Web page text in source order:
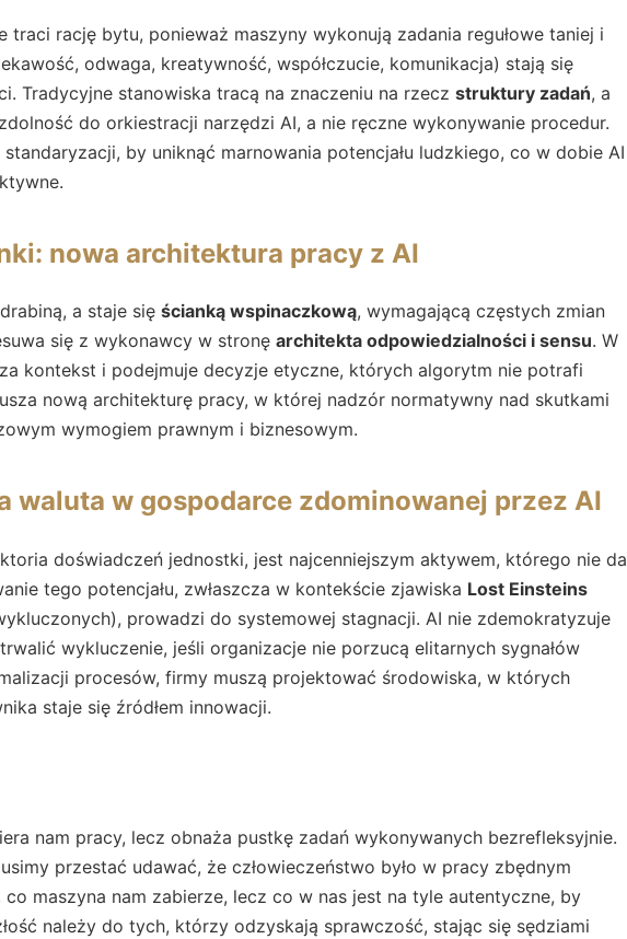
rację bytu, ponieważ maszyny wykonują zadania regułowe taniej i
odwaga, kreatywność, współczucie, komunikacja) stają się
Tradycyjne stanowiska tracą na znaczeniu na rzecz struktury zadań, a
do orkiestracji narzędzi AI, a nie ręczne wykonywanie procedur.
by uniknąć marnowania potencjału ludzkiego, co w dobie AI
nowa architektura pracy z AI
a staje się ścianką wspinaczkową, wymagającą częstych zmian
się z wykonawcy w stronę architekta odpowiedzialności i sensu. W
kontekst i podejmuje decyzje etyczne, których algorytm nie potrafi
nową architekturę pracy, w której nadzór normatywny nad skutkami
wymogiem prawnym i biznesowym.
waluta w gospodarce zdominowanej przez AI
doświadczeń jednostki, jest najcenniejszym aktywem, którego nie da
tego potencjału, zwłaszcza w kontekście zjawiska Lost Einsteins
prowadzi do systemowej stagnacji. AI nie zdemokratyzuje
wykluczenie, jeśli organizacje nie porzucą elitarnych sygnałów
procesów, firmy muszą projektować środowiska, w których
staje się źródłem innowacji.
nam pracy, lecz obnaża pustkę zadań wykonywanych bezrefleksyjnie.
przestać udawać, że człowieczeństwo było w pracy zbędnym
maszyna nam zabierze, lecz co w nas jest na tyle autentyczne, by
należy do tych, którzy odzyskają sprawczość, stając się sędziami